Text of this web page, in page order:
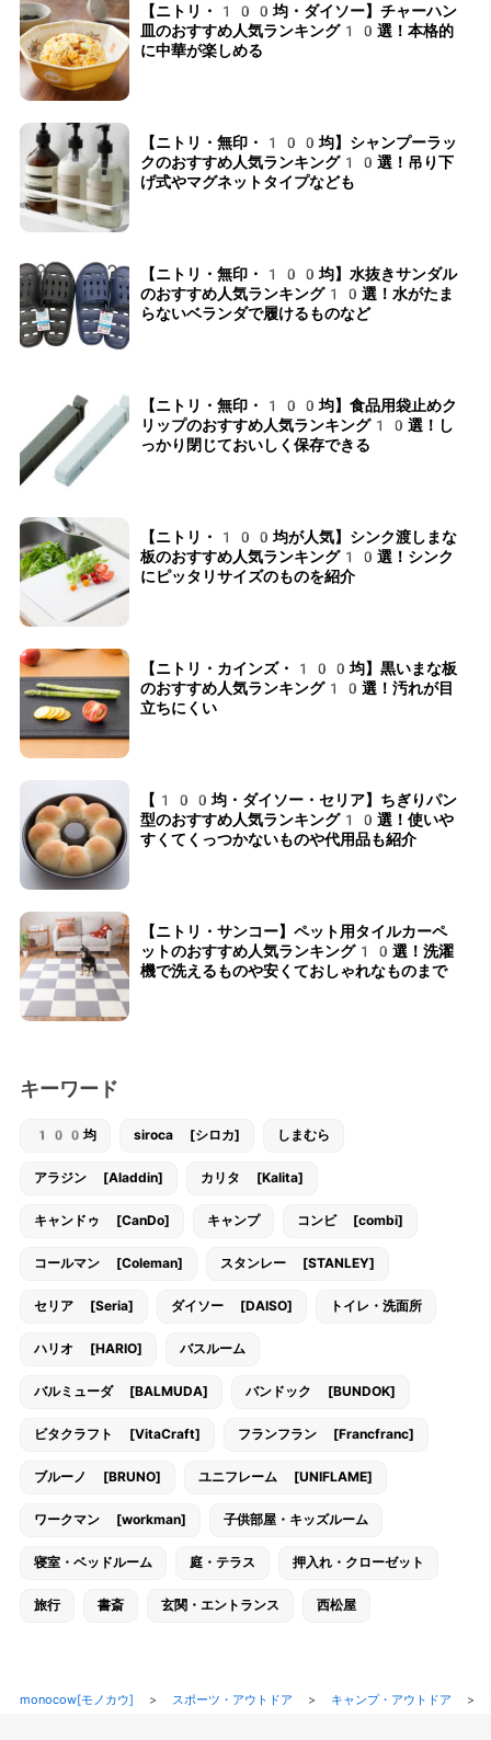
【ニトリ・100均・ダイソー】チャーハン
皿のおすすめ人気ランキング10選！本格的
に中華が楽しめる
【ニトリ・無印・100均】シャンプーラッ
クのおすすめ人気ランキング10選！吊り下
げ式やマグネットタイプなども
【ニトリ・無印・100均】水抜きサンダル
のおすすめ人気ランキング10選！水がたま
らないベランダで履けるものなど
【ニトリ・無印・100均】食品用袋止めク
リップのおすすめ人気ランキング10選！し
っかり閉じておいしく保存できる
【ニトリ・100均が人気】シンク渡しまな
板のおすすめ人気ランキング10選！シンク
にピッタリサイズのものを紹介
【ニトリ・カインズ・100均】黒いまな板
のおすすめ人気ランキング10選！汚れが目
立ちにくい
【100均・ダイソー・セリア】ちぎりパン
型のおすすめ人気ランキング10選！使いや
すくてくっつかないものや代用品も紹介
【ニトリ・サンコー】ペット用タイルカーペ
ットのおすすめ人気ランキング10選！洗濯
機で洗えるものや安くておしゃれなものまで
キーワード
100均 siroca [シロカ] しまむら
アラジン [Aladdin] カリタ [Kalita]
キャンドゥ [CanDo] キャンプ コンビ [combi]
コールマン [Coleman] スタンレー [STANLEY]
セリア [Seria] ダイソー [DAISO] トイレ・洗面所
ハリオ [HARIO] バスルーム
バルミューダ [BALMUDA] バンドック [BUNDOK]
ビタクラフト [VitaCraft] フランフラン [Francfranc]
ブルーノ [BRUNO] ユニフレーム [UNIFLAME]
ワークマン [workman] 子供部屋・キッズルーム
寝室・ベッドルーム 庭・テラス 押入れ・クローゼット
旅行 書斎 玄関・エントランス 西松屋
monocow[モノカウ] > スポーツ・アウトドア > キャンプ・アウトドア >